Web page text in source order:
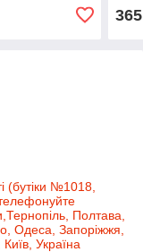
365
(бутіки №1018,
Полтава,
Одеса, Запоріжжя,
Україна